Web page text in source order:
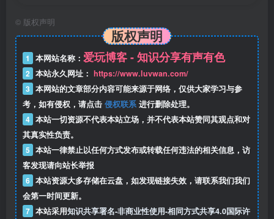
© 版权声明
版权声明
1 本网站名称： 爱玩博客 - 知识分享有声有色
2 本站永久网址： https://www.luvwan.com/
3 本网站的文章部分内容可能来源于网络，仅供大家学习与参
考，如有侵权，请点击 侵权联系 进行删除处理。
4 本站一切资源不代表本站立场，并不代表本站赞同其观点和对
其真实性负责。
5 本站一律禁止以任何方式发布或转载任何违法的相关信息，访
客发现请向站长举报
6 本站资源大多存储在云盘，如发现链接失效，请联系我们我们
会第一时间更新。
7 本站采用知识共享署名-非商业性使用-相同方式共享4.0国际许